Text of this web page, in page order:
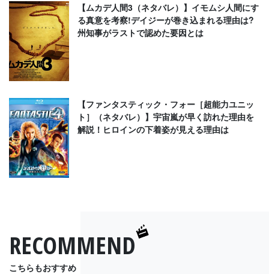
【ムカデ人間3（ネタバレ）】イモムシ人間にす
る真意を考察!デイジーが巻き込まれる理由は?
州知事がラストで認めた要因とは
【ファンタスティック・フォー［超能力ユニッ
ト］（ネタバレ）】宇宙嵐が早く訪れた理由を
解説！ヒロインの下着姿が見える理由は
RECOMMEND
こちらもおすすめ